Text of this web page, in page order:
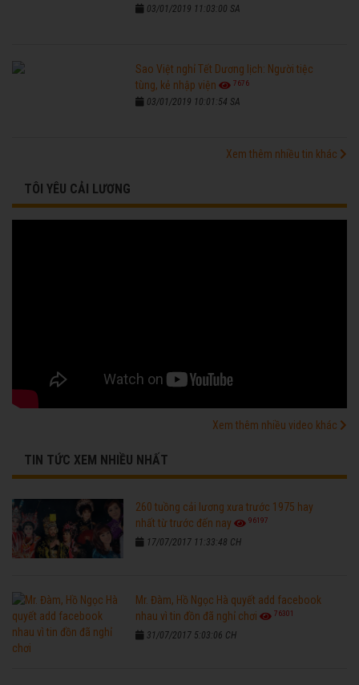
03/01/2019 11:03:00 SA
Sao Việt nghỉ Tết Dương lịch: Người tiệc
tùng, kẻ nhập viện
7676
03/01/2019 10:01:54 SA
Xem thêm nhiều tin khác
TÔI YÊU CẢI LƯƠNG
Xem thêm nhiều video khác
TIN TỨC XEM NHIỀU NHẤT
260 tuồng cải lương xưa trước 1975 hay
nhất từ trước đến nay
96197
17/07/2017 11:33:48 CH
Mr. Đàm, Hồ Ngọc Hà quyết add facebook
nhau vì tin đồn đã nghỉ chơi
76301
31/07/2017 5:03:06 CH